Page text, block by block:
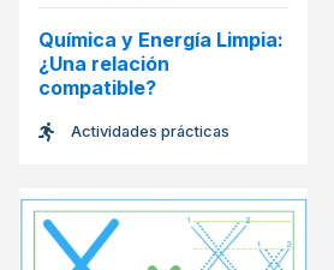
Química y Energía Limpia:
¿Una relación
compatible?
Actividades prácticas